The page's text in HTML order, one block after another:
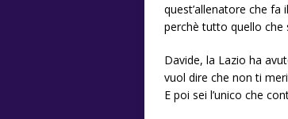
quest’allenatore che
perchè tutto quello che
Davide, la Lazio ha
vuol dire che non ti
E poi sei l’unico che